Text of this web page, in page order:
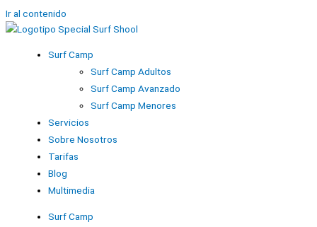
Ir al contenido
Surf Camp
Surf Camp Adultos
Surf Camp Avanzado
Surf Camp Menores
Servicios
Sobre Nosotros
Tarifas
Blog
Multimedia
Surf Camp